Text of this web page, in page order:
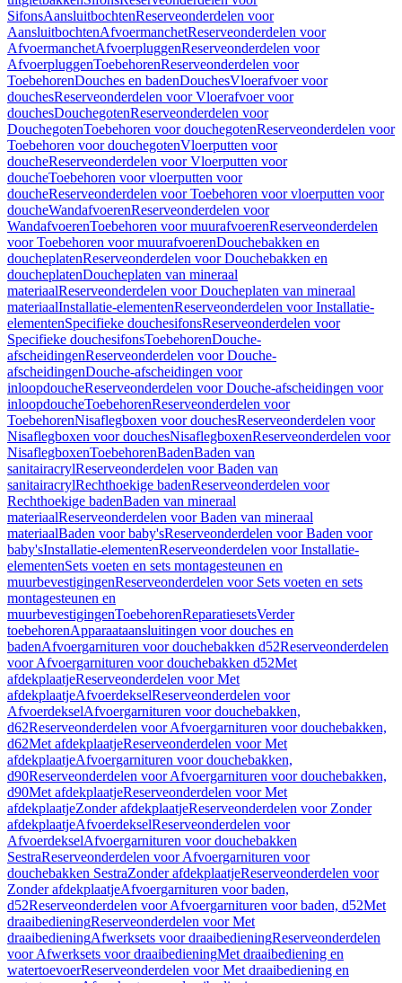
SifonsAansluitbochtenReserveonderdelen voor
AansluitbochtenAfvoermanchetReserveonderdelen voor
AfvoermanchetAfvoerpluggenReserveonderdelen voor
AfvoerpluggenToebehorenReserveonderdelen voor
ToebehorenDouches en badenDouchesVloerafvoer voor
douchesReserveonderdelen voor Vloerafvoer voor
douchesDouchegotenReserveonderdelen voor
DouchegotenToebehoren voor douchegotenReserveonderdelen voor
Toebehoren voor douchegotenVloerputten voor
doucheReserveonderdelen voor Vloerputten voor
doucheToebehoren voor vloerputten voor
doucheReserveonderdelen voor Toebehoren voor vloerputten voor
doucheWandafvoerenReserveonderdelen voor
WandafvoerenToebehoren voor muurafvoerenReserveonderdelen
voor Toebehoren voor muurafvoerenDouchebakken en
doucheplatenReserveonderdelen voor Douchebakken en
doucheplatenDoucheplaten van mineraal
materiaalReserveonderdelen voor Doucheplaten van mineraal
materiaalInstallatie-elementenReserveonderdelen voor Installatie-
elementenSpecifieke douchesifonsReserveonderdelen voor
Specifieke douchesifonsToebehorenDouche-
afscheidingenReserveonderdelen voor Douche-
afscheidingenDouche-afscheidingen voor
inloopdoucheReserveonderdelen voor Douche-afscheidingen voor
inloopdoucheToebehorenReserveonderdelen voor
ToebehorenNisaflegboxen voor douchesReserveonderdelen voor
Nisaflegboxen voor douchesNisaflegboxenReserveonderdelen voor
NisaflegboxenToebehorenBadenBaden van
sanitairacrylReserveonderdelen voor Baden van
sanitairacrylRechthoekige badenReserveonderdelen voor
Rechthoekige badenBaden van mineraal
materiaalReserveonderdelen voor Baden van mineraal
materiaalBaden voor baby'sReserveonderdelen voor Baden voor
baby'sInstallatie-elementenReserveonderdelen voor Installatie-
elementenSets voeten en sets montagesteunen en
muurbevestigingenReserveonderdelen voor Sets voeten en sets
montagesteunen en
muurbevestigingenToebehorenReparatiesetsVerder
toebehorenApparaataansluitingen voor douches en
badenAfvoergarnituren voor douchebakken d52Reserveonderdelen
voor Afvoergarnituren voor douchebakken d52Met
afdekplaatjeReserveonderdelen voor Met
afdekplaatjeAfvoerdekselReserveonderdelen voor
AfvoerdekselAfvoergarnituren voor douchebakken,
d62Reserveonderdelen voor Afvoergarnituren voor douchebakken,
d62Met afdekplaatjeReserveonderdelen voor Met
afdekplaatjeAfvoergarnituren voor douchebakken,
d90Reserveonderdelen voor Afvoergarnituren voor douchebakken,
d90Met afdekplaatjeReserveonderdelen voor Met
afdekplaatjeZonder afdekplaatjeReserveonderdelen voor Zonder
afdekplaatjeAfvoerdekselReserveonderdelen voor
AfvoerdekselAfvoergarnituren voor douchebakken
SestraReserveonderdelen voor Afvoergarnituren voor
douchebakken SestraZonder afdekplaatjeReserveonderdelen voor
Zonder afdekplaatjeAfvoergarnituren voor baden,
d52Reserveonderdelen voor Afvoergarnituren voor baden, d52Met
draaibedieningReserveonderdelen voor Met
draaibedieningAfwerksets voor draaibedieningReserveonderdelen
voor Afwerksets voor draaibedieningMet draaibediening en
watertoevoerReserveonderdelen voor Met draaibediening en